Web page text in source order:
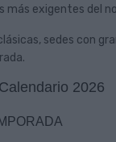
El ciclismo femenino
momentos más
historia. Basta con
Leer Más
más exigentes del
sedes con
2026